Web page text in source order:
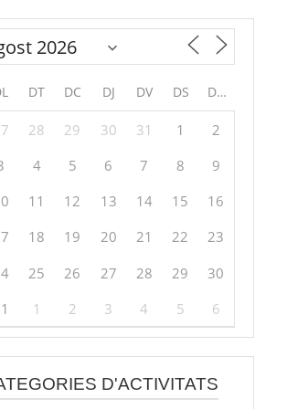
DT DC DJ DV DS DG
28 29 30 31 1
2
4 5 6 7 8
9
11 12 13 14 15
16
18 19 20 21 22
23
25 26 27 28 29
30
1 2 3 4 5 6
D'ACTIVITATS